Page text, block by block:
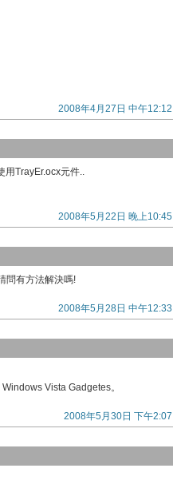
2008年4月27日 中午12:12
TrayEr.ocx元件..
2008年5月22日 晚上10:45
問有方法解決嗎!
2008年5月28日 中午12:33
Vista Gadgetes。
2008年5月30日 下午2:07